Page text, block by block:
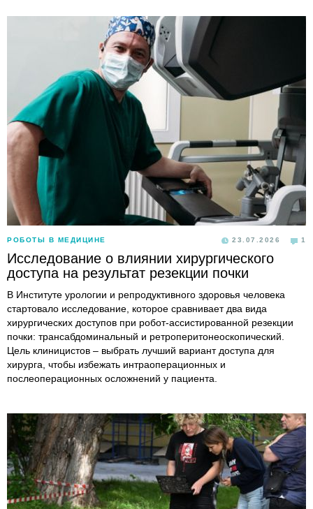
РОБОТЫ В МЕДИЦИНЕ 23.07.2026 1
Исследование о влиянии хирургического
доступа на результат резекции почки
В Институте урологии и репродуктивного здоровья человека
стартовало исследование, которое сравнивает два вида
хирургических доступов при робот-ассистированной резекции
почки: трансабдоминальный и ретроперитонеоскопический.
Цель клиницистов – выбрать лучший вариант доступа для
хирурга, чтобы избежать интраоперационных и
послеоперационных осложнений у пациента.